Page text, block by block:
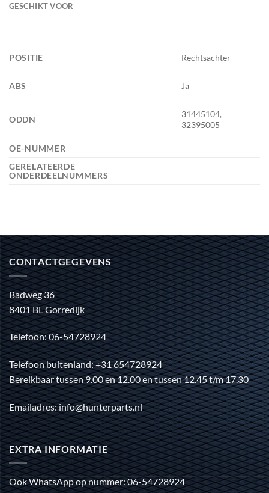
GESCHIKT VOOR
POSITIE Rechtsachter
ABS Ja
ODDN
31445104,
32395005
OE-NUMMER
GERELATEERDE
ONDERDEELNUMMERS
CONTACTGEGEVENS
Badweg 36
8401 BL Gorredijk
Telefoon: 06-54728924
Telefoon buitenland: +31 654728924
Bereikbaar tussen 9.00 en 12.00 en tussen 12.45 t/m 17.30
Emailadres: info@hunterparts.nl
EXTRA INFORMATIE
Ook WhatsApp op nummer: 06-54728924